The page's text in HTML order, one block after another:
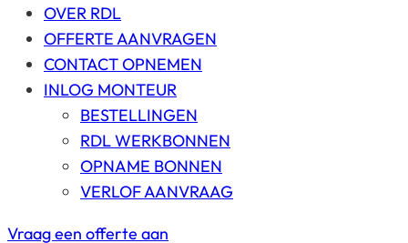
OVER RDL
OFFERTE AANVRAGEN
CONTACT OPNEMEN
INLOG MONTEUR
BESTELLINGEN
RDL WERKBONNEN
OPNAME BONNEN
VERLOF AANVRAAG
Vraag een offerte aan